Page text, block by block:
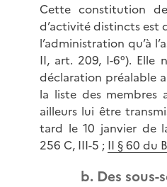
Cette constitution
d’activité distincts est
l’administration qu’à
II, art. 209, I-6°). Elle
déclaration préalable
la liste des membres
ailleurs lui être
tard le 10 janvier de
256 C, III-5 ; II § 60 du
b. Des